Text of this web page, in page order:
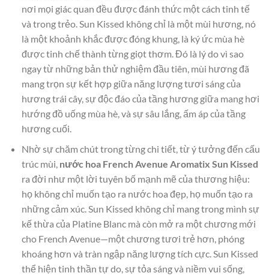
nơi mọi giác quan đều được đánh thức một cách tinh tế
và trong trẻo. Sun Kissed không chỉ là một mùi hương, nó
là một khoảnh khắc được đóng khung, là ký ức mùa hè
được tinh chế thành từng giọt thơm. Đó là lý do vì sao
ngay từ những bản thử nghiệm đầu tiên, mùi hương đã
mang trọn sự kết hợp giữa năng lượng tươi sáng của
hương trái cây, sự độc đáo của tầng hương giữa mang hơi
hướng đồ uống mùa hè, và sự sâu lắng, ấm áp của tầng
hương cuối.
Nhờ sự chăm chút trong từng chi tiết, từ ý tưởng đến cấu
trúc mùi, nước hoa French Avenue Aromatix Sun Kissed
ra đời như một lời tuyên bố mạnh mẽ của thương hiệu:
họ không chỉ muốn tạo ra nước hoa đẹp, họ muốn tạo ra
những cảm xúc. Sun Kissed không chỉ mang trong mình sự
kế thừa của Platine Blanc mà còn mở ra một chương mới
cho French Avenue—một chương tươi trẻ hơn, phóng
khoáng hơn và tràn ngập năng lượng tích cực. Sun Kissed
thể hiện tinh thần tự do, sự tỏa sáng và niềm vui sống,